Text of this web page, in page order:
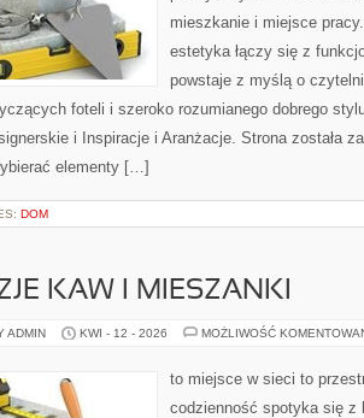
mieszkanie i miejsce
estetyka łączy się z
powstaje z myślą o
foteli i szeroko rozumianego dobrego
i Inspiracje i Aranżacje. Strona została
elementy […]
DOM
KAW I MIESZANKI
ADMIN KWI - 12 - 2026 MOŻLIWOŚĆ
to miejsce w sieci to
codzienność spotyka się z